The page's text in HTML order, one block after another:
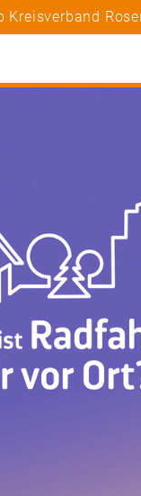
Kreisverband